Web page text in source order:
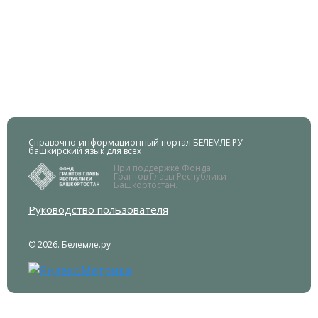
Справочно-информационный портал БЕЛЕМЛЕ.РУ –
башкирский язык для всех
При поддержке Фонда
Грантов Главы Республики
Башкортостан.
Руководство пользователя
© 2026. Белемле.ру